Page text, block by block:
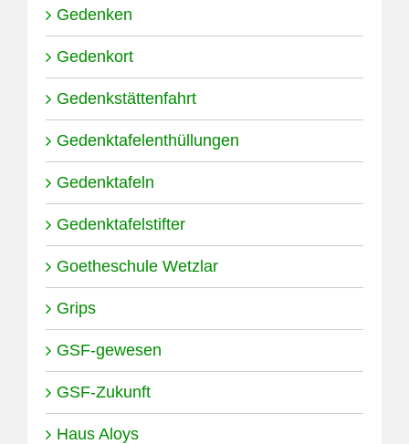
Gedenken
Gedenkort
Gedenkstättenfahrt
Gedenktafelenthüllungen
Gedenktafeln
Gedenktafelstifter
Goetheschule Wetzlar
Grips
GSF-gewesen
GSF-Zukunft
Haus Aloys